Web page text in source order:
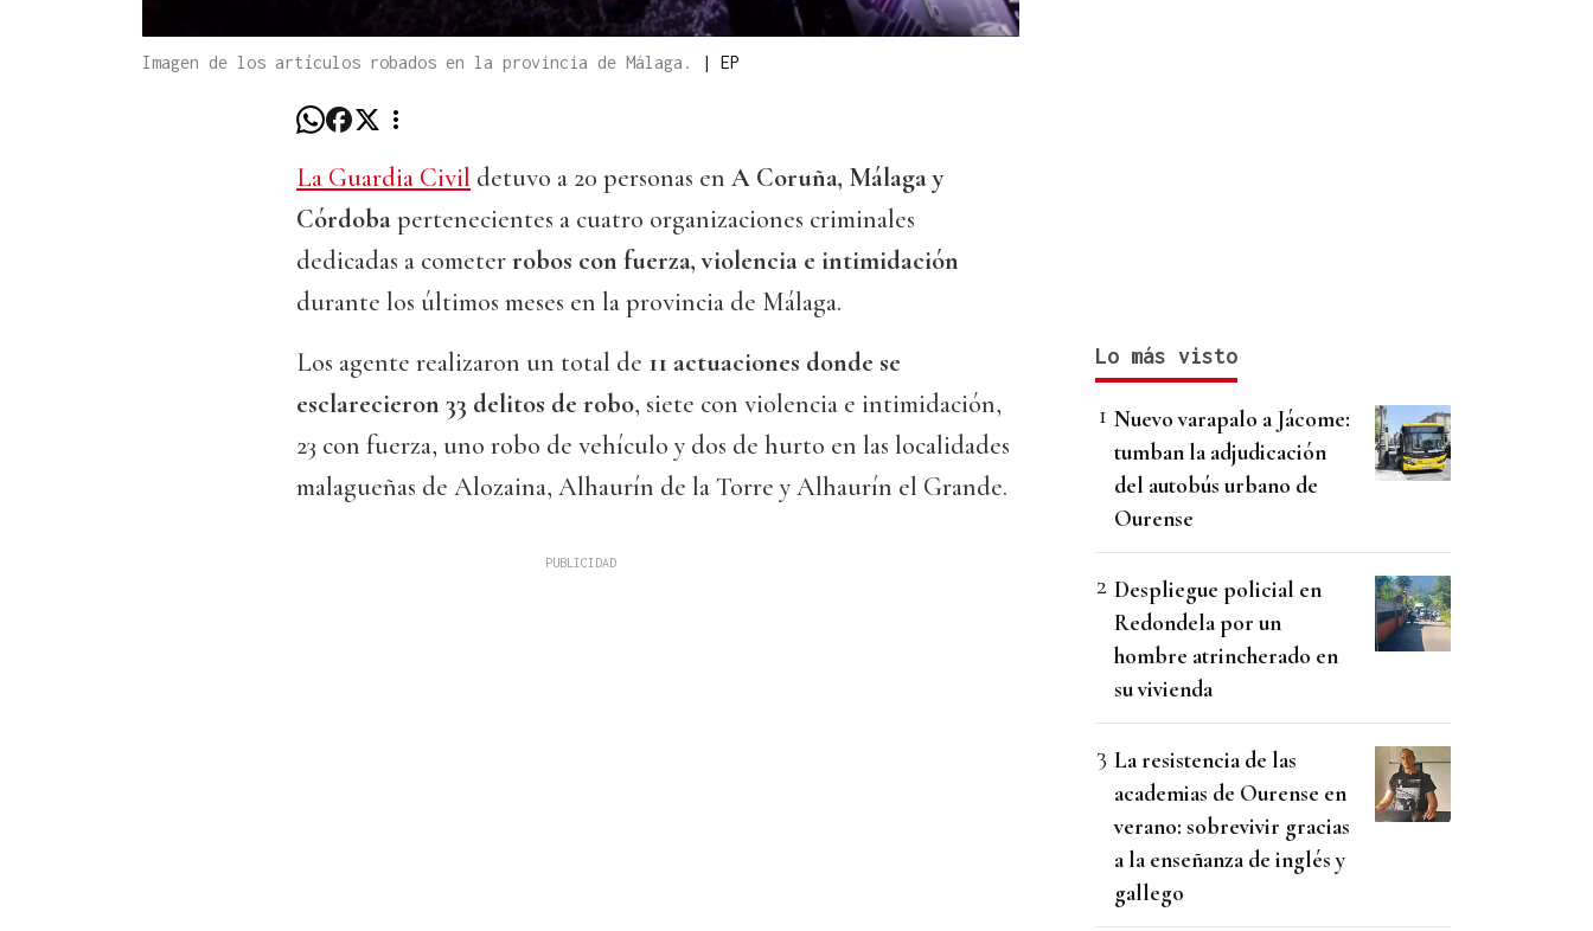
Imagen de los artículos robados en la provincia de Málaga. | EP
La Guardia Civil detuvo a 20 personas en A Coruña, Málaga y
Córdobapertenecientes a cuatro organizaciones criminales
dedicadas a cometerrobos con fuerza, violencia e intimidación
durante los últimos meses en la provincia de Málaga.
Los agente realizaron un total de 11 actuaciones donde se
esclarecieron 33 delitos de robo, siete con violencia e intimidación,
23 con fuerza, uno robo de vehículo y dos de hurto en las localidades
malagueñas de Alozaina, Alhaurín de la Torre y Alhaurín el Grande.
Lo más visto
Nuevo varapalo a Jácome:
tumban la adjudicación
del autobús urbano de
Ourense
Despliegue policial en
Redondela por un
hombre atrincherado en
su vivienda
La resistencia de las
academias de Ourense en
verano: sobrevivir gracias
a la enseñanza de inglés y
gallego